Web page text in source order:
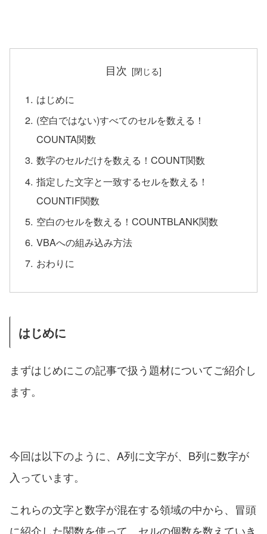
目次
はじめに
(空白ではない)すべてのセルを数える！
COUNTA関数
数字のセルだけを数える！COUNT関数
指定した文字と一致するセルを数える！
COUNTIF関数
空白のセルを数える！COUNTBLANK関数
VBAへの組み込み方法
おわりに
はじめに
まずはじめにこの記事で扱う題材についてご紹介し
ます。
今回は以下のように、A列に文字が、B列に数字が
入っています。
これらの文字と数字が混在する領域の中から、冒頭
に紹介した関数を使って、セルの個数を数えていき